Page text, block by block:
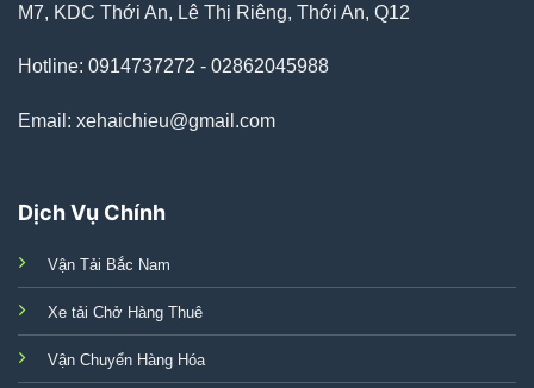
M7, KDC Thới An, Lê Thị Riêng, Thới An, Q12
Hotline: 0914737272 - 02862045988
Email: xehaichieu@gmail.com
Dịch Vụ Chính
Vận Tải Bắc Nam
Xe tải Chở Hàng Thuê
Vận Chuyển Hàng Hóa